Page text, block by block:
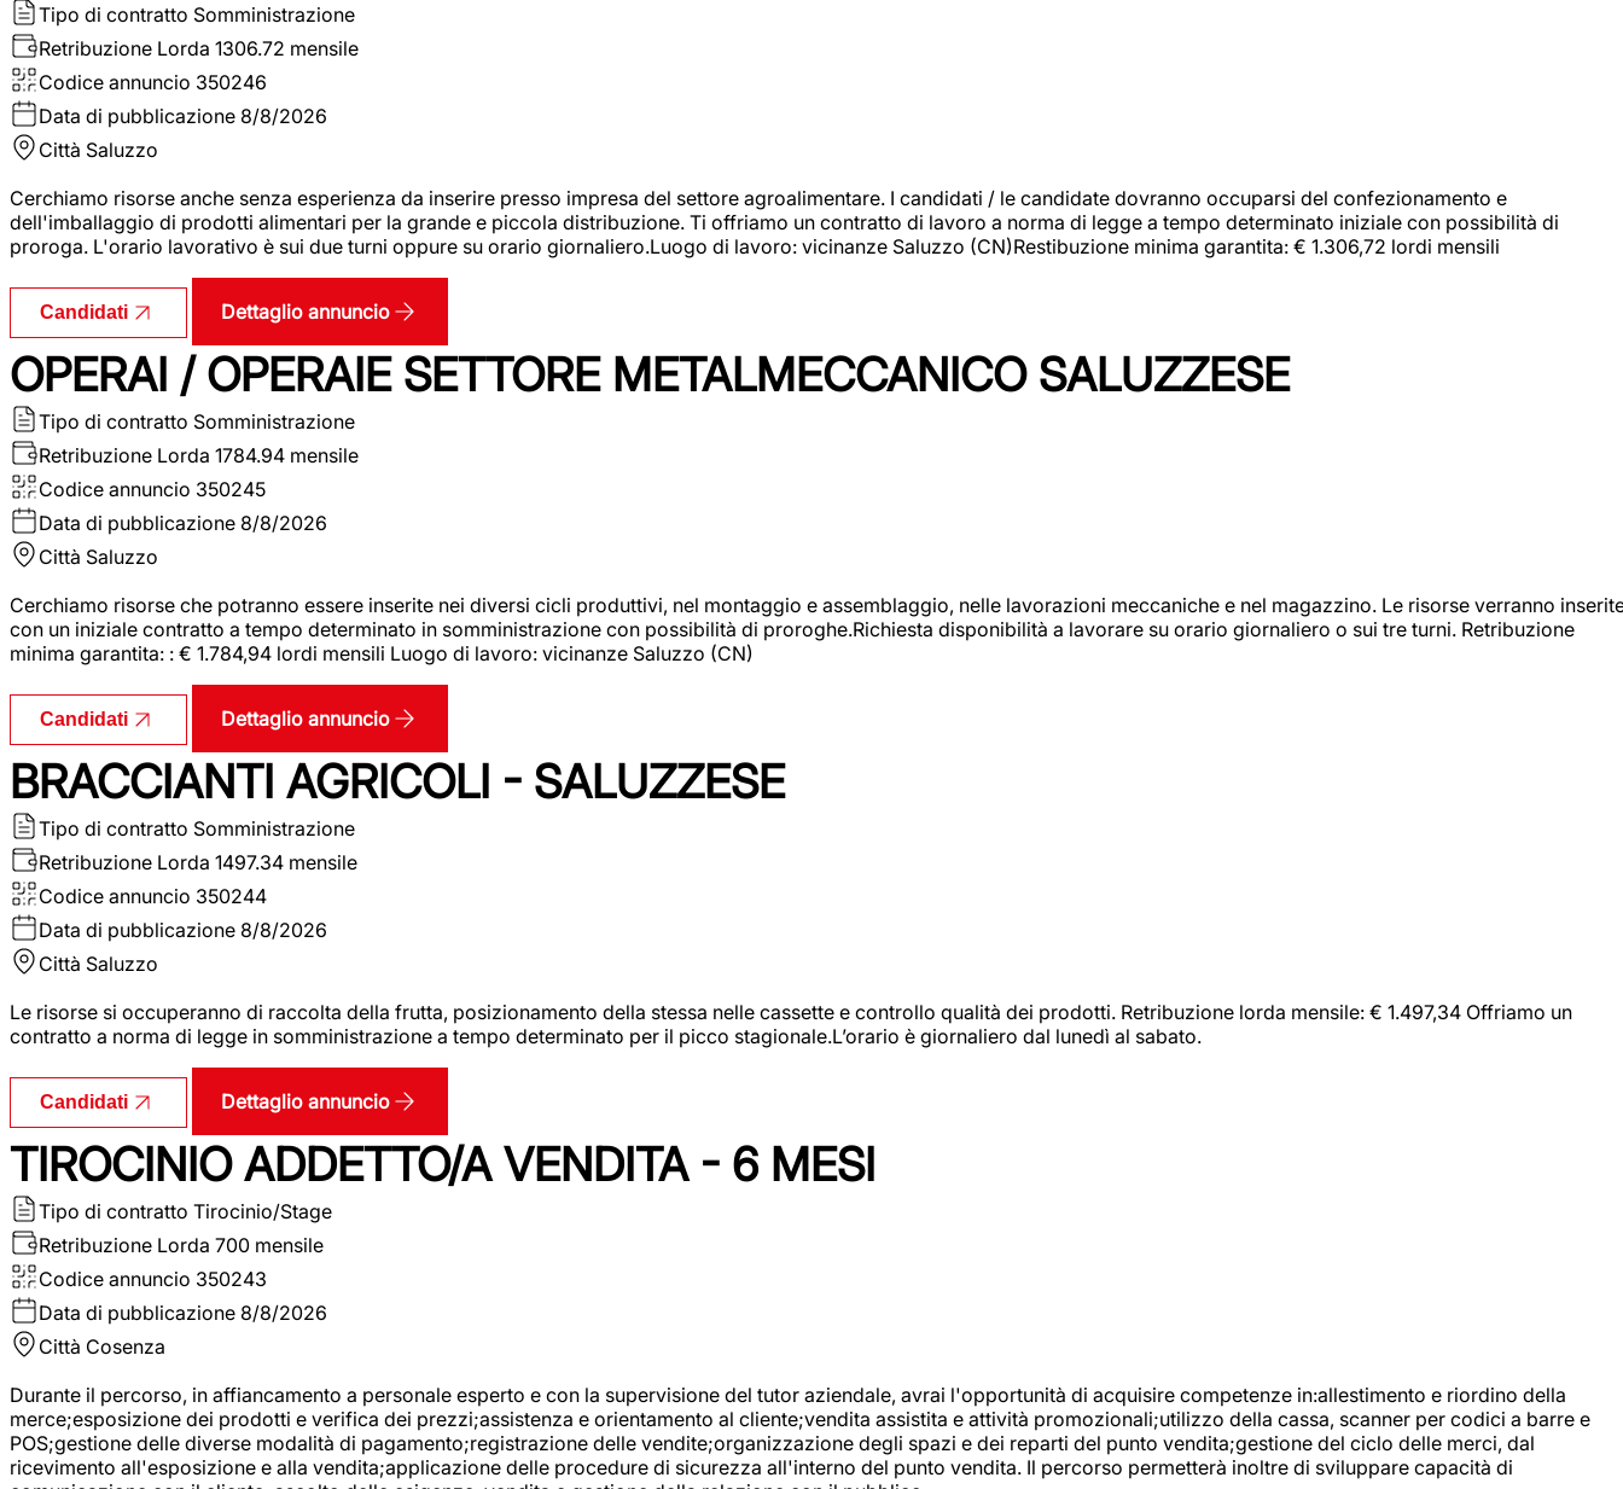
Tipo di contratto Somministrazione
Retribuzione Lorda 1306.72 mensile
Codice annuncio 350246
Data di pubblicazione 8/8/2026
Città Saluzzo
Cerchiamo risorse anche senza esperienza da inserire presso impresa del settore agroalimentare. I candidati / le candidate dovranno occuparsi del confezionamento e
dell'imballaggio di prodotti alimentari per la grande e piccola distribuzione. Ti offriamo un contratto di lavoro a norma di legge a tempo determinato iniziale con possibilità di
proroga. L'orario lavorativo è sui due turni oppure su orario giornaliero.Luogo di lavoro: vicinanze Saluzzo (CN)Restibuzione minima garantita: € 1.306,72 lordi mensili
Candidati Dettaglio annuncio
OPERAI / OPERAIE SETTORE METALMECCANICO SALUZZESE
Tipo di contratto Somministrazione
Retribuzione Lorda 1784.94 mensile
Codice annuncio 350245
Data di pubblicazione 8/8/2026
Città Saluzzo
Cerchiamo risorse che potranno essere inserite nei diversi cicli produttivi, nel montaggio e assemblaggio, nelle lavorazioni meccaniche e nel magazzino. Le risorse verranno
con un iniziale contratto a tempo determinato in somministrazione con possibilità di proroghe.Richiesta disponibilità a lavorare su orario giornaliero o sui tre turni. Retribuzione
minima garantita: : € 1.784,94 lordi mensili Luogo di lavoro: vicinanze Saluzzo (CN)
Candidati Dettaglio annuncio
BRACCIANTI AGRICOLI - SALUZZESE
Tipo di contratto Somministrazione
Retribuzione Lorda 1497.34 mensile
Codice annuncio 350244
Data di pubblicazione 8/8/2026
Città Saluzzo
Le risorse si occuperanno di raccolta della frutta, posizionamento della stessa nelle cassette e controllo qualità dei prodotti. Retribuzione lorda mensile: € 1.497,34 Offriamo un
contratto a norma di legge in somministrazione a tempo determinato per il picco stagionale.L’orario è giornaliero dal lunedì al sabato.
Candidati Dettaglio annuncio
TIROCINIO ADDETTO/A VENDITA - 6 MESI
Tipo di contratto Tirocinio/Stage
Retribuzione Lorda 700 mensile
Codice annuncio 350243
Data di pubblicazione 8/8/2026
Città Cosenza
Durante il percorso, in affiancamento a personale esperto e con la supervisione del tutor aziendale, avrai l'opportunità di acquisire competenze in:allestimento e riordino della
merce;esposizione dei prodotti e verifica dei prezzi;assistenza e orientamento al cliente;vendita assistita e attività promozionali;utilizzo della cassa, scanner per codici a barre e
POS;gestione delle diverse modalità di pagamento;registrazione delle vendite;organizzazione degli spazi e dei reparti del punto vendita;gestione del ciclo delle merci, dal
ricevimento all'esposizione e alla vendita;applicazione delle procedure di sicurezza all'interno del punto vendita. Il percorso permetterà inoltre di sviluppare capacità di